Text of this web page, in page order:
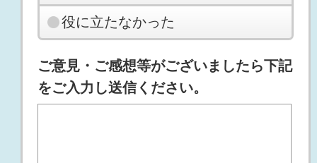
役に立たなかった
ご意見・ご感想等がございましたら下記
をご入力し送信ください。